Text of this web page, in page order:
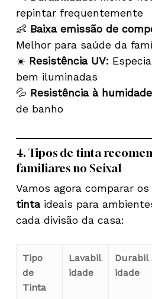
repintar frequentemente
👶 Baixa emissão de
Melhor para saúde da
☀️ Resistência UV:
bem iluminadas
💦 Resistência à
de banho
4. Tipos de tinta
familiares no Seixal
Vamos agora comparar os
tintaideais para
cada divisão da casa:
Tipo
de
Tinta
Lavabil
idade
Durabil
idade